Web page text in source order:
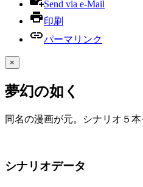
Send via e-Mail
印刷
パーマリンク
×
夢幻の如く
同名の漫画が元。シナリオ５本
シナリオデータ